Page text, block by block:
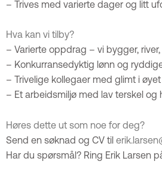
– Trives med varierte dager og litt
Hva kan vi tilby?
– Varierte oppdrag – vi bygger,
– Konkurransedyktig lønn og
– Trivelige kollegaer med glimt i øyet
– Et arbeidsmiljø med lav terskel og
Høres dette ut som noe for deg?
Send en søknad og CV til
Har du spørsmål? Ring Erik Larsen